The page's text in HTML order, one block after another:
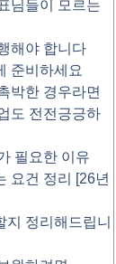
님들이 모르는
해야 합니다
준비하세요
박한 경우라면
도 전전긍긍하
필요한 이유
요건 정리 [26년
정리해드립니